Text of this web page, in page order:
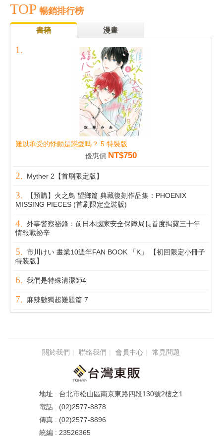
TOP 暢銷排行榜
書籍 漫畫
難以承受的悸動是戀愛嗎？ 5 特裝版
優惠價 NT$750
Myther 2【首刷限定版】
【預購】火之鳥 望鄉篇 典藏復刻作品集：PHOENIX
MISSING PIECES (首刷限定盒裝版)
外事警察祕錄：前日本國家安全保障局長首度揭露三十年
情報戰祕辛
市川けい 畫業10週年FAN BOOK 「K」 【初回限定小冊子
特装版】
我們是特殊清潔師4
麻辣數獨超難題篇 7
關於我們 聯絡我們 會員中心 常見問題
台北市松山區南京東路四段130號2樓之1
(02)2577-8878
(02)2577-8896
23526365